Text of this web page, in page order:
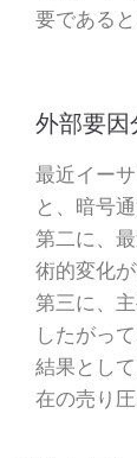
要である
外部要因
最近イー
と、暗号
第二に、
術的変化
第三に、
したがっ
結果とし
在の売り